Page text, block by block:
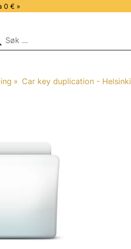
0 € »
‪» Car key duplication - Helsinki